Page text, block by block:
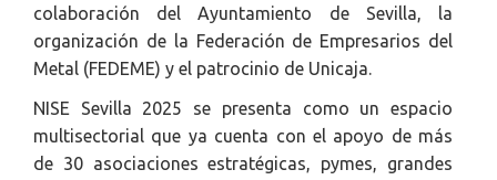
colaboración del Ayuntamiento de Sevilla, la
organización de la Federación de Empresarios del
Metal (FEDEME) y el patrocinio de Unicaja.
NISE Sevilla 2025 se presenta como un espacio
multisectorial que ya cuenta con el apoyo de más
de 30 asociaciones estratégicas, pymes, grandes